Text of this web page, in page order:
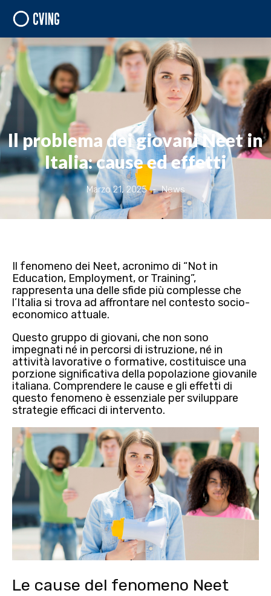
Il problema dei giovani Neet in
Italia: cause ed effetti
Marzo 21, 2025 News
Il fenomeno dei Neet, acronimo di “Not in
Education, Employment, or Training”,
rappresenta una delle sfide più complesse che
l’Italia si trova ad affrontare nel contesto socio-
economico attuale.
Questo gruppo di giovani, che non sono
impegnati né in percorsi di istruzione, né in
attività lavorative o formative, costituisce una
porzione significativa della popolazione giovanile
italiana. Comprendere le cause e gli effetti di
questo fenomeno è essenziale per sviluppare
strategie efficaci di intervento.
Le cause del fenomeno Neet